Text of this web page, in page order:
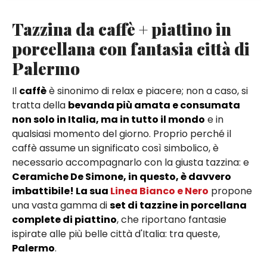
Tazzina da caffè + piattino in
porcellana con fantasia città di
Palermo
Il caffèè sinonimo di relax e piacere; non a caso, si
tratta della bevanda più amata e consumata
non solo in Italia, ma in tutto il mondo e in
qualsiasi momento del giorno. Proprio perché il
caffè assume un significato così simbolico, è
necessario accompagnarlo con la giusta tazzina: e
Ceramiche De Simone, in questo, è davvero
imbattibile! La sua Linea Bianco e Nero propone
una vasta gamma diset di tazzine in porcellana
complete di piattino, che riportano fantasie
ispirate alle più belle città d'Italia: tra queste,
Palermo.